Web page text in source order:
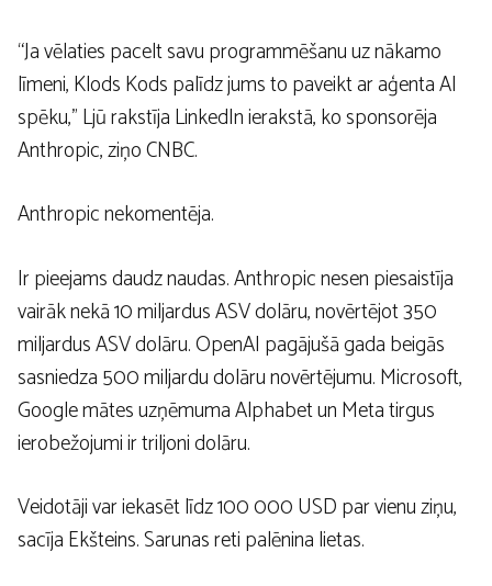
“Ja vēlaties pacelt savu programmēšanu uz nākamo
līmeni, Klods Kods palīdz jums to paveikt ar aģenta AI
spēku,” Ljū rakstīja LinkedIn ierakstā, ko sponsorēja
Anthropic, ziņo CNBC.
Anthropic nekomentēja.
Ir pieejams daudz naudas. Anthropic nesen piesaistīja
vairāk nekā 10 miljardus ASV dolāru, novērtējot 350
miljardus ASV dolāru. OpenAI pagājušā gada beigās
sasniedza 500 miljardu dolāru novērtējumu. Microsoft,
Google mātes uzņēmuma Alphabet un Meta tirgus
ierobežojumi ir triljoni dolāru.
Veidotāji var iekasēt līdz 100 000 USD par vienu ziņu,
sacīja Ekšteins. Sarunas reti palēnina lietas.